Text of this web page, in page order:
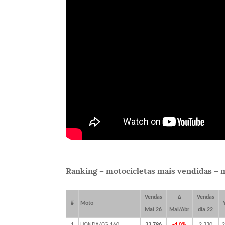
Ranking – motocicletas mais vendidas –
# Moto
Vendas
Mai 26
Δ
Mai/Abr
Vendas
dia 22